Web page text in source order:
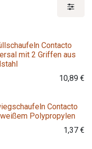
Variante
Contacto
mit 2 Griffen aus
10,89€
Variante
Contacto
Polypropylen
1,37€